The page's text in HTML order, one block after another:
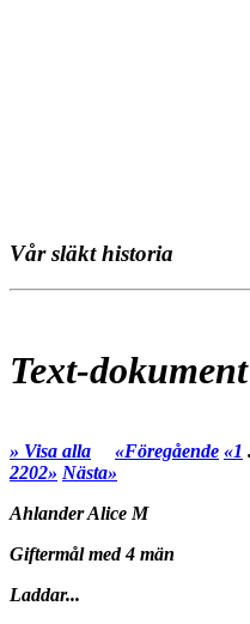
Vår släkt historia
Text-dokument
» Visa alla «Föregående «1
2202» Nästa»
Ahlander Alice M
Giftermål med 4 män
Laddar...